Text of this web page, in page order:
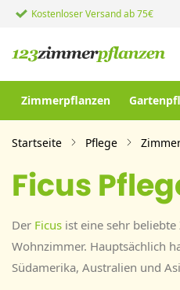
Kostenloser Versand ab 75€
Zimmerpflanzen
Startseite Pflege
Ficus
Der Ficus ist eine sehr
Wohnzimmer. Hauptsächlich
Südamerika, Australien und